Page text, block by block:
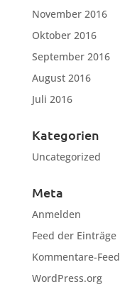
November 2016
Oktober 2016
September 2016
August 2016
Juli 2016
Kategorien
Uncategorized
Meta
Anmelden
Feed der Einträge
Kommentare-Feed
WordPress.org